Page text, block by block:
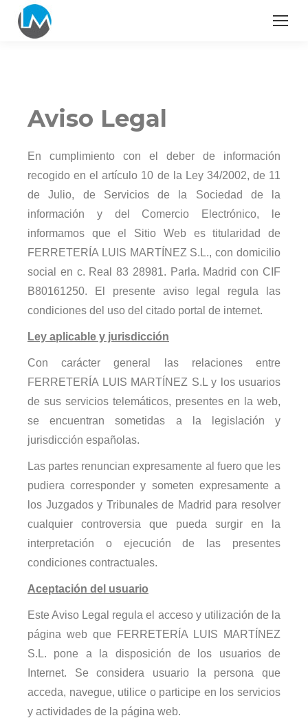
Aviso Legal
En cumplimiento con el deber de información
recogido en el artículo 10 de la Ley 34/2002, de 11
de Julio, de Servicios de la Sociedad de la
información y del Comercio Electrónico, le
informamos que el Sitio Web es titularidad de
FERRETERÍA LUIS MARTÍNEZ S.L., con domicilio
social en c. Real 83 28981. Parla. Madrid con CIF
B80161250. El presente aviso legal regula las
condiciones del uso del citado portal de internet.
Ley aplicable y jurisdicción
Con carácter general las relaciones entre
FERRETERÍA LUIS MARTÍNEZ S.Ly los usuarios
de sus servicios telemáticos, presentes en la web,
se encuentran sometidas a la legislación y
jurisdicción españolas.
Las partes renuncian expresamente al fuero que les
pudiera corresponder y someten expresamente a
los Juzgados y Tribunales de Madrid para resolver
cualquier controversia que pueda surgir en la
interpretación o ejecución de las presentes
condiciones contractuales.
Aceptación del usuario
Este Aviso Legal regula el acceso y utilización de la
página web que
FERRETERÍA LUIS MARTÍNEZ
S.L. pone a la disposición de los usuarios de
Internet. Se considera usuario la persona que
acceda, navegue, utilice o participe en los servicios
y actividades de la página web.